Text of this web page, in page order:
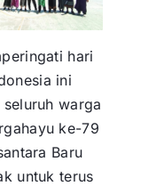
hari
ini
warga
ke-79
Baru
untuk terus